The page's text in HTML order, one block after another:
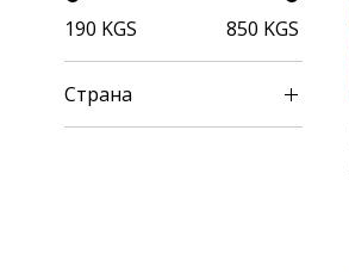
190 KGS 850 KGS
Страна